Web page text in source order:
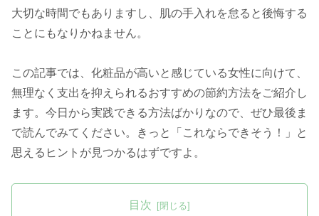
大切な時間でもありますし、肌の手入れを怠ると後悔する
ことにもなりかねません。
この記事では、化粧品が高いと感じている女性に向けて、
無理なく支出を抑えられるおすすめの節約方法をご紹介し
ます。今日から実践できる方法ばかりなので、ぜひ最後ま
で読んでみてください。きっと「これならできそう！」と
思えるヒントが見つかるはずですよ。
目次